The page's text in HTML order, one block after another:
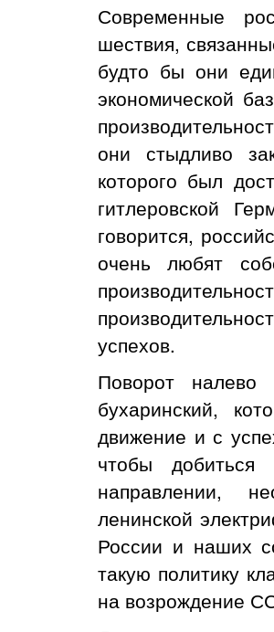
Современные
шествия,
будто бы они
экономической
они стыдливо
которого был
гитлеровской
говорится,
очень любят
успехов.
Поворот налево
бухаринский,
движение и с
чтобы добиться
направлении,
ленинской
России и наших
такую политику
на возрождение